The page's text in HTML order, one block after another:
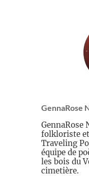
GennaRose
GennaRose
folkloriste et
Traveling
équipe de
les bois du
cimetière.